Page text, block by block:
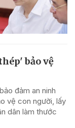
bảo vệ
đảm an ninh
vệ con người, lấy
dân làm thước